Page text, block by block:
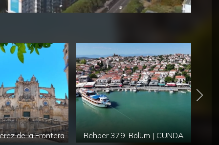
de la Frontera Rehber 379. Bölüm | CUNDA